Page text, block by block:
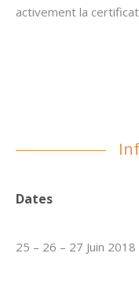
activement la
Dates
25 – 26 – 27 Juin 2018